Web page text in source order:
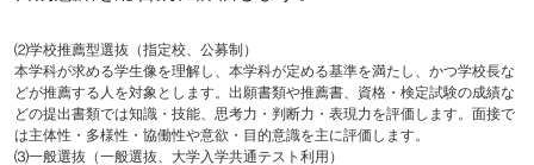
⑵学校推薦型選抜（指定校、公募制）
本学科が求める学生像を理解し、本学科が定める基準を満たし、かつ学校長な
どが推薦する人を対象とします。出願書類や推薦書、資格・検定試験の成績な
どの提出書類では知識・技能、思考力・判断力・表現力を評価します。面接で
は主体性・多様性・協働性や意欲・目的意識を主に評価します。
⑶一般選抜（一般選抜、大学入学共通テスト利用）